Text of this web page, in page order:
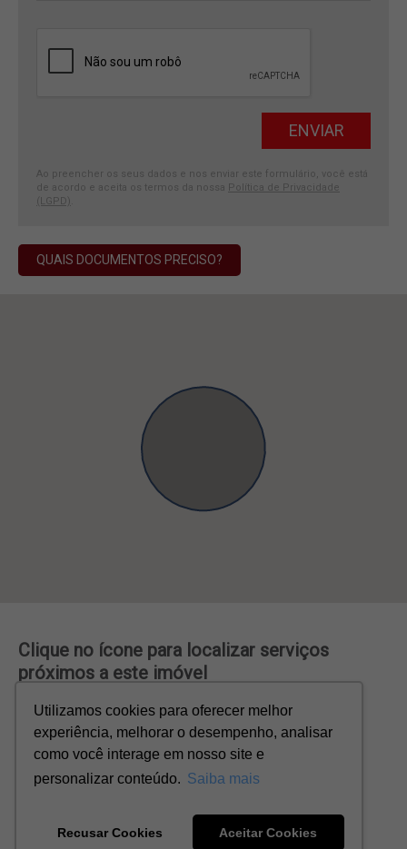
Ao preencher os seus dados e nos enviar este formulário, você está
de acordo e aceita os termos da nossa Política de Privacidade
(LGPD)
QUAIS DOCUMENTOS PRECISO?